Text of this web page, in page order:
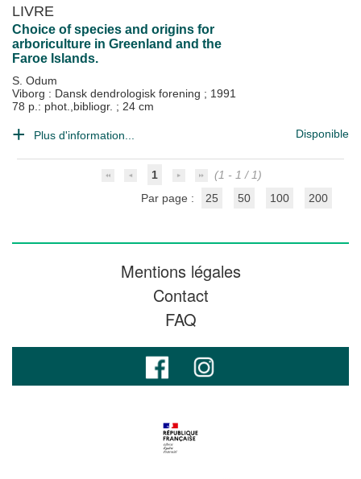
LIVRE
Choice of species and origins for
arboriculture in Greenland and the
Faroe Islands.
S. Odum
Viborg : Dansk dendrologisk forening ; 1991
78 p.: phot.,bibliogr. ; 24 cm
Plus d'information... Disponible
1
(1 - 1 / 1)
Par page :
25 50 100 200
Mentions légales
Contact
FAQ